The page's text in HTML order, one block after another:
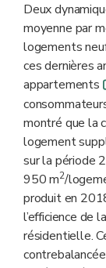
Deux
moyenne par
logements
ces dernières
appartements
montré que la
logement
sur la période
950 m2/
produit en
l’efficience de
résidentielle.